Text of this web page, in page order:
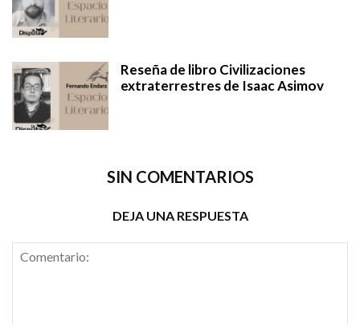
Reseña de libro Civilizaciones
extraterrestres de Isaac Asimov
SIN COMENTARIOS
DEJA UNA RESPUESTA